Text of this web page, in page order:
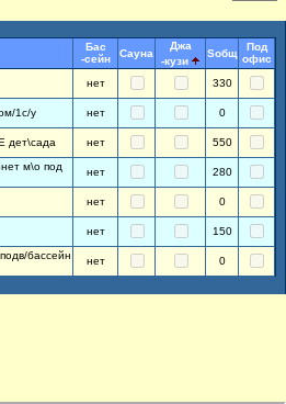
Бас
-сейн
Сауна
Джа
-кузи
Sобщ
Под
офис
нет 330
1с/у нет 0
дет\сада нет 550
м\о под
нет 280
нет 0
нет 150
бассейн
нет 0